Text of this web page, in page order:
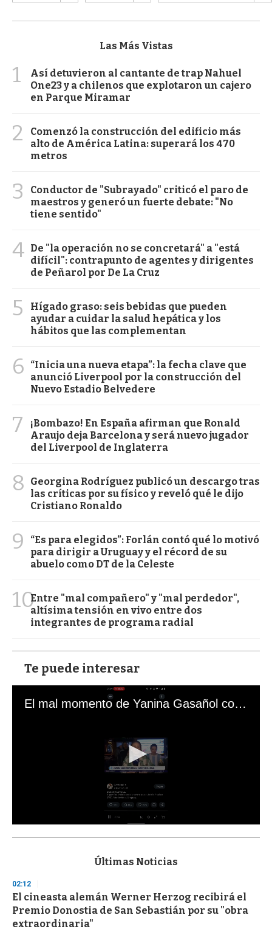
Las Más Vistas
1
Así detuvieron al cantante de trap Nahuel
One23 y a chilenos que explotaron un cajero
en Parque Miramar
2
Comenzó la construcción del edificio más
alto de América Latina: superará los 470
metros
3
Conductor de "Subrayado" criticó el paro de
maestros y generó un fuerte debate: "No
tiene sentido"
4 De "la operación no se concretará" a "está
difícil": contrapunto de agentes y dirigentes
de Peñarol por De La Cruz
5
Hígado graso: seis bebidas que pueden
ayudar a cuidar la salud hepática y los
hábitos que las complementan
6
“Inicia una nueva etapa”: la fecha clave que
anunció Liverpool por la construcción del
Nuevo Estadio Belvedere
7
¡Bombazo! En España afirman que Ronald
Araujo deja Barcelona y será nuevo jugador
del Liverpool de Inglaterra
8
Georgina Rodríguez publicó un descargo tras
las críticas por su físico y reveló qué le dijo
Cristiano Ronaldo
9
“Es para elegidos”: Forlán contó qué lo motivó
para dirigir a Uruguay y el récord de su
abuelo como DT de la Celeste
10Entre "mal compañero" y "mal perdedor",
altísima tensión en vivo entre dos
integrantes de programa radial
Te puede interesar
El mal momento de Yanina Gasañol con un hincha argentino en "Subrayado"
s
d
s
o
f
3
Últimas Noticias
02:12
El cineasta alemán Werner Herzog recibirá el
Premio Donostia de San Sebastián por su "obra
extraordinaria"